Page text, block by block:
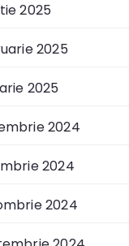
2025
2025
2025
2024
2024
2024